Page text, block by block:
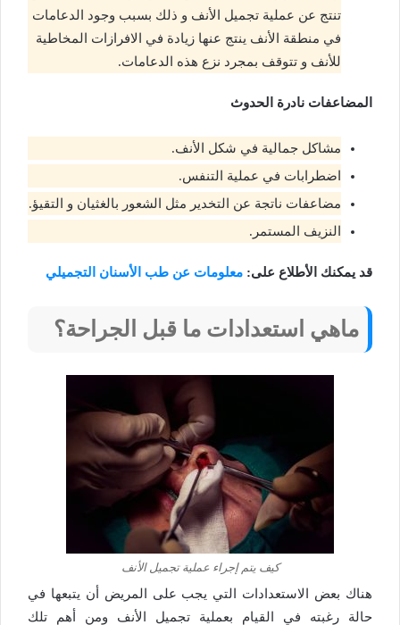
تنتج عن عملية تجميل الأنف و ذلك بسبب وجود الدعامات
في منطقة الأنف ينتج عنها زيادة في الافرازات المخاطية
للأنف و تتوقف بمجرد نزع هذه الدعامات.
المضاعفات نادرة الحدوث
مشاكل جمالية في شكل الأنف.
اضطرابات في عملية التنفس.
مضاعفات ناتجة عن التخدير مثل الشعور بالغثيان و التقيؤ.
النزيف المستمر.
قد يمكنك الأطلاع على: معلومات عن طب الأسنان التجميلي
ماهي استعدادات ما قبل الجراحة؟
كيف يتم إجراء عملية تجميل الأنف
هناك بعض الاستعدادات التي يجب على المريض أن يتبعها في
حالة رغبته في القيام بعملية تجميل الأنف ومن أهم تلك